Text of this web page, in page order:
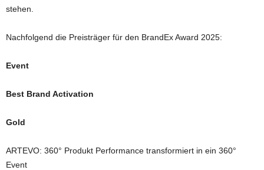
stehen.
Nachfolgend die Preisträger für den BrandEx Award 2025:
Event
Best Brand Activation
Gold
ARTEVO: 360° Produkt Performance transformiert in ein 360°
Event